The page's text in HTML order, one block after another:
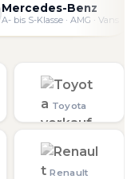
Mercedes-Benz
A- bis S-Klasse · AMG · Vans
Toyota
Renault